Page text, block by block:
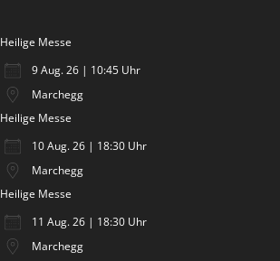
Heilige Messe
9 Aug. 26 | 10:45 Uhr
Marchegg
Heilige Messe
10 Aug. 26 | 18:30 Uhr
Marchegg
Heilige Messe
11 Aug. 26 | 18:30 Uhr
Marchegg